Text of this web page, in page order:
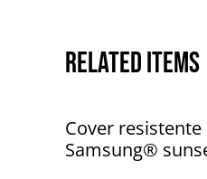
Related items
Cover resistente
Samsung®